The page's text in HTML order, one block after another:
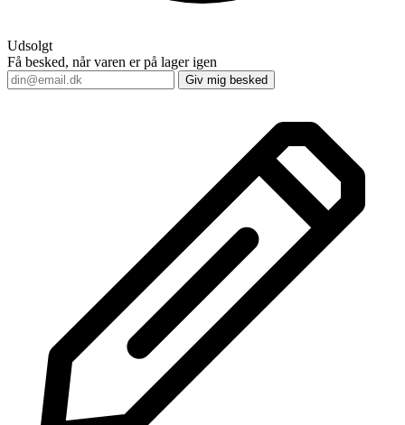
Udsolgt
Få besked, når varen er på lager igen
Giv mig besked